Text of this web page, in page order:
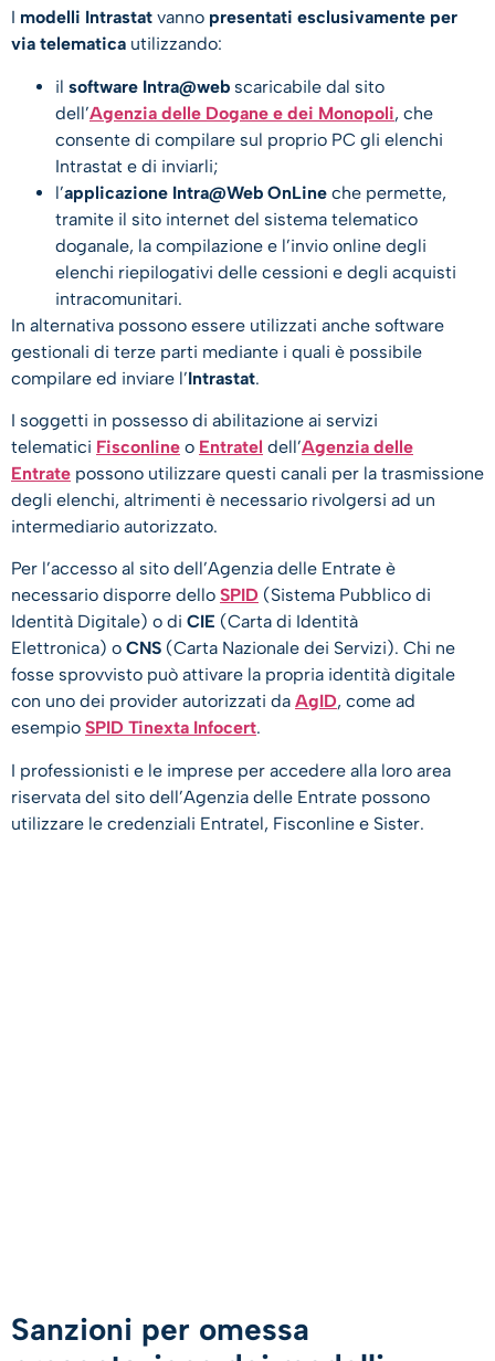
I modelli Intrastat vanno presentati esclusivamente per
via telematica utilizzando:
il software Intra@web scaricabile dal sito
dell’Agenzia delle Dogane e dei Monopoli, che
consente di compilare sul proprio PC gli elenchi
Intrastat e di inviarli;
l’applicazione Intra@Web OnLine che permette,
tramite il sito internet del sistema telematico
doganale, la compilazione e l’invio online degli
elenchi riepilogativi delle cessioni e degli acquisti
intracomunitari.
In alternativa possono essere utilizzati anche software
gestionali di terze parti mediante i quali è possibile
compilare ed inviare l’Intrastat.
I soggetti in possesso di abilitazione ai servizi
telematici Fisconline o Entratel dell’Agenzia delle
Entrate possono utilizzare questi canali per la trasmissione
degli elenchi, altrimenti è necessario rivolgersi ad un
intermediario autorizzato.
Per l’accesso al sito dell’Agenzia delle Entrate è
necessario disporre dello SPID (Sistema Pubblico di
Identità Digitale) o di CIE (Carta di Identità
Elettronica) o CNS (Carta Nazionale dei Servizi). Chi ne
fosse sprovvisto può attivare la propria identità digitale
con uno dei provider autorizzati da AgID, come ad
esempio SPID Tinexta Infocert.
I professionisti e le imprese per accedere alla loro area
riservata del sito dell’Agenzia delle Entrate possono
utilizzare le credenziali Entratel, Fisconline e Sister.
Sanzioni per omessa